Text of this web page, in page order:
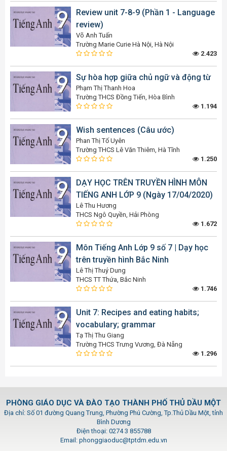
Review unit 7-8-9 (Phần 1 - Language
review)
Võ Anh Tuấn
Trường Marie Curie Hà Nội, Hà Nội
2.423
Sự hòa hợp giữa chủ ngữ và động từ
Phạm Thị Thanh Hoa
Trường THCS Đồng Tiến, Hòa Bình
1.194
Wish sentences (Câu ước)
Phan Thị Tố Uyên
Trường THCS Lê Văn Thiêm, Hà Tĩnh
1.250
DẠY HỌC TRÊN TRUYỀN HÌNH MÔN
TIẾNG ANH LỚP 9 (Ngày 17/04/2020)
Lê Thu Hương
THCS Ngô Quyền, Hải Phòng
1.672
Môn Tiếng Anh Lớp 9 số 7 | Dạy học
trên truyền hình Bắc Ninh
Lê Thị Thuý Dung
THCS TT Thứa, Bắc Ninh
1.746
Unit 7: Recipes and eating habits;
vocabulary; grammar
Tạ Thị Thu Giang
Trường THCS Trưng Vương, Đà Nẵng
1.296
PHÒNG GIÁO DỤC VÀ ĐÀO TẠO THÀNH PHỐ THỦ DẦU MỘT
Địa chỉ: Số 01 đường Quang Trung, Phường Phú Cường, Tp.Thủ Dầu Một, tỉnh
Bình Dương
Điện thoại: 0274 3 855788
Email: phonggiaoduc@tptdm.edu.vn